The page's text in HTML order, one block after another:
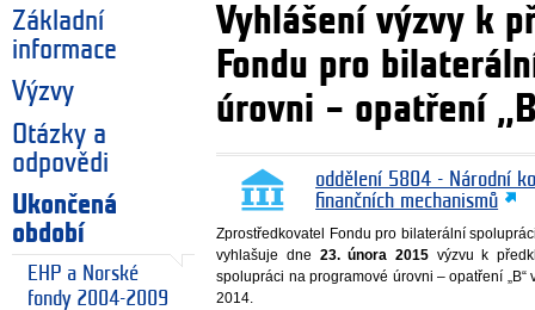
Základní
informace
Výzvy
Otázky a
odpovědi
Ukončená
období
EHP a Norské
fondy 2004-2009
Vyhlášení výzvy k
Fondu pro
úrovni – opatření
oddělení 5804 - Národní
finančních mechanismů
Zprostředkovatel Fondu pro bilaterální
vyhlašuje dne 23. února 2015výzvu k
spolupráci na programové úrovni – opatření
2014.